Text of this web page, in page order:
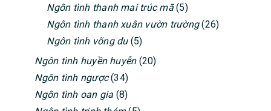
Ngôn tình thanh mai trúc mã(5)
Ngôn tình thanh xuân vườn trường(26)
Ngôn tình võng du(5)
Ngôn tình huyền huyễn(20)
Ngôn tình ngược(34)
Ngôn tình oan gia (8)